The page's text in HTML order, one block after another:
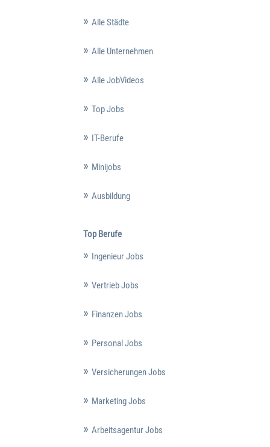
Alle Städte
Alle Unternehmen
Alle JobVideos
Top Jobs
IT-Berufe
Minijobs
Ausbildung
Top Berufe
Ingenieur Jobs
Vertrieb Jobs
Finanzen Jobs
Personal Jobs
Versicherungen Jobs
Marketing Jobs
Arbeitsagentur Jobs